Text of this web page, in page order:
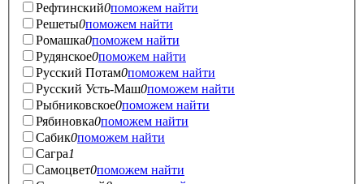
Рефтинский0поможем найти
Решеты0поможем найти
Ромашка0поможем найти
Рудянское0поможем найти
Русский Потам0поможем найти
Русский Усть-Маш0поможем найти
Рыбниковское0поможем найти
Рябиновка0поможем найти
Сабик0поможем найти
Сагра1
Самоцвет0поможем найти